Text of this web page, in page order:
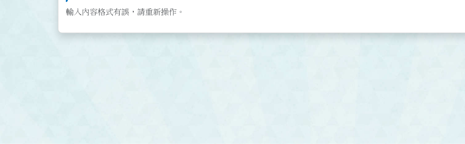
輸入內容格式有誤，請重新操作。